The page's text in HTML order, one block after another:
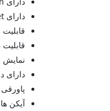
دارای Google Rich Snippet یا نمایش رتبه محصول در جستجو گوگل
دارای
آیکن